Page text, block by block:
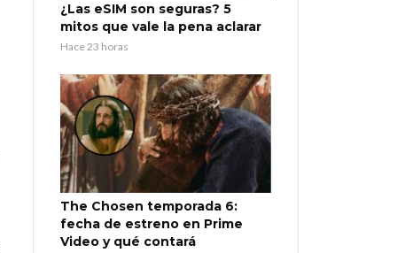
¿Las eSIM son seguras? 5
mitos que vale la pena aclarar
Hace 23 horas
The Chosen temporada 6:
fecha de estreno en Prime
Video y qué contará